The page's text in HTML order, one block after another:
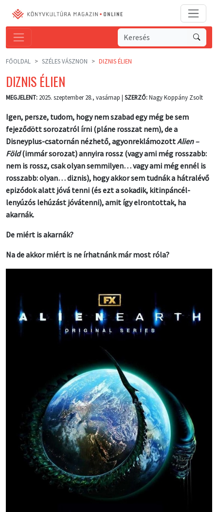
FŐOLDAL SZÉLES VÁSZNON DIZNIS ÉLIEN
DIZNIS ÉLIEN
MEGJELENT: 2025. szeptember 28., vasárnap | SZERZŐ:Nagy Koppány Zsolt
Igen, persze, tudom, hogy nem szabad egy még be sem
fejeződött sorozatról írni (pláne rosszat nem), de a
Disneyplus-csatornán nézhető, agyonreklámozottAlien –
Föld(immár sorozat) annyira rossz (vagy ami még rosszabb:
nem is rossz, csak olyan semmilyen… vagy ami még ennél is
rosszabb: olyan… diznis), hogy akkor sem tudnák a hátralévő
epizódok alatt jóvá tenni (és ezt a sokadik, kitinpáncél-
lenyúzós lehúzást jóvátenni), amit így elrontottak, ha
akarnák.
De miért is akarnák?
Na de akkor miért is ne írhatnánk már most róla?